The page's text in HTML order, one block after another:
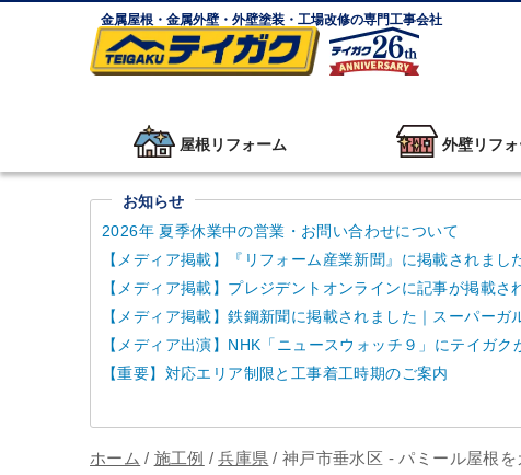
金属屋根・金属外壁・外壁塗装・工場改修の専門工事会社
屋根リフォーム 外壁リフ
お知らせ
2026年 夏季休業中の営業・お問い合わせについて
【メディア掲載】『リフォーム産業新聞』に掲載されま
【メディア掲載】プレジデントオンラインに記事が掲載
【メディア掲載】鉄鋼新聞に掲載されました｜スーパー
【メディア出演】NHK「ニュースウォッチ９」にテイガ
【重要】対応エリア制限と工事着工時期のご案内
ホーム / 施工例 / 兵庫県 / 神戸市垂水区 - パミール屋根